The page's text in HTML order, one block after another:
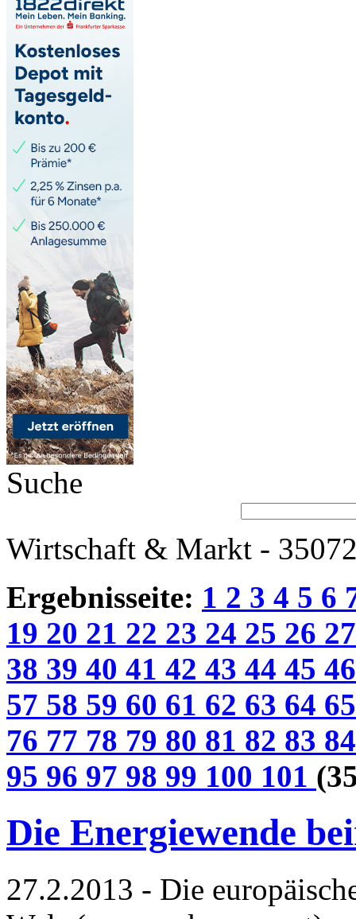
Suche
Wirtschaft & Markt -
Ergebnisseite: 1 2 3 4 5 6
19 20 21 22 23 24 25 26
38 39 40 41 42 43 44 45
57 58 59 60 61 62 63 64
76 77 78 79 80 81 82 83
95 96 97 98 99 100 101
Die Energiewende
27.2.2013 - Die